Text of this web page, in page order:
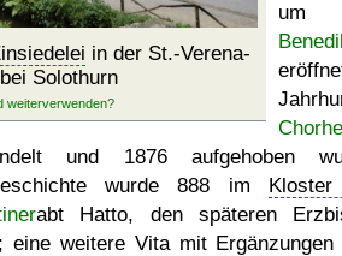
in der St.-Verena-
Solothurn
und 1876 aufgehoben
wurde 888 im Kloster
abt Hatto, den späteren
eine weitere Vita mit